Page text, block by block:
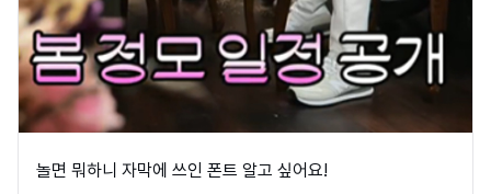
놀면 뭐하니 자막에 쓰인 폰트 알고 싶어요!